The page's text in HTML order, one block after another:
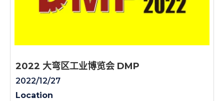
2022 大弯区工业博览会 DMP
2022/12/27
Location